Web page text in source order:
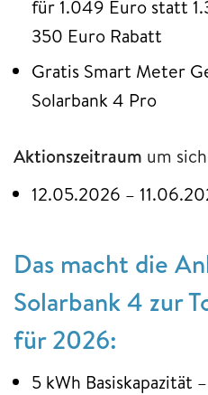
für 1.049 Euro statt
350 Euro Rabatt
Gratis Smart Meter
Solarbank 4 Pro
Aktionszeitraum um
12.05.2026 –
Das macht die
Solarbank 4 zur
für 2026:
5 kWh Basiskapazität